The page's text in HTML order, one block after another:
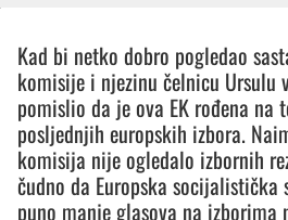
Kad bi netko dobro pogledao
komisije i njezinu čelnicu Ursulu
pomislio da je ova EK rođena na
posljednjih europskih izbora.
komisija nije ogledalo izbornih
čudno da Europska
puno manje glasova na izborima